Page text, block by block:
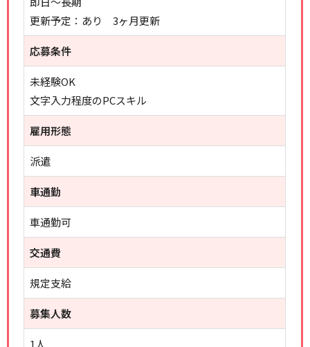
更新予定：あり 3ヶ月更新
応募条件
未経験OK
文字入力程度のPCスキル
雇用形態
派遣
車通勤
車通勤可
交通費
規定支給
募集人数
1人